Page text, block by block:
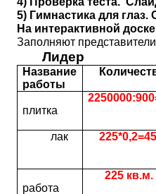
5) Гимнастика для глаз.
На интерактивной
Заполняют
Лидер
Название
работы
плитка
лак
работа
225 кв.м.